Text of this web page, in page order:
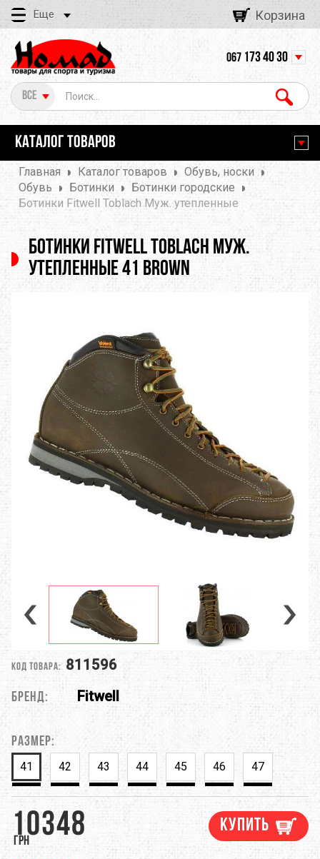
Еще Корзина
Все
067 173 40 30
КАТАЛОГ ТОВАРОВ
Главная Каталог товаров
Обувь, носки
Обувь
Ботинки
Ботинки городские
Ботинки Fitwell Toblach Муж. утепленные
Ботинки Fitwell Toblach Муж.
утепленные 41 Brown
Код товара: 811596
Бренд: Fitwell
Размер:
41 42 43 44 45 46 47
10348
грн
Купить